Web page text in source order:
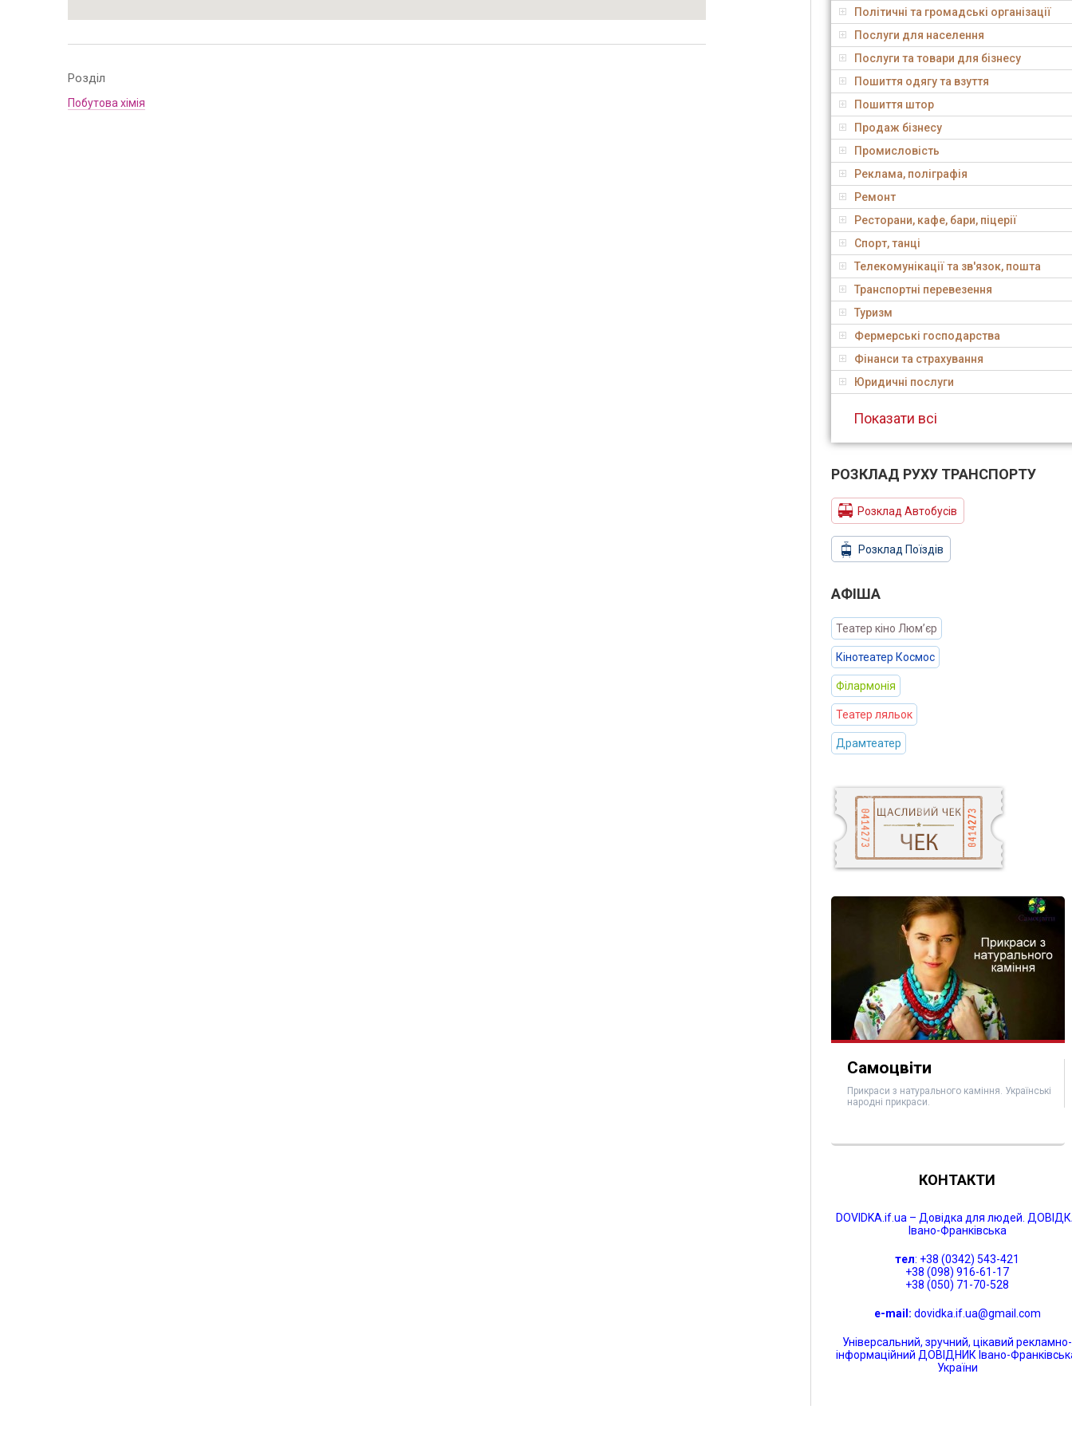
Розділ
Побутова хімія
Політичні та громадські організації
Послуги для населення
Послуги та товари для бізнесу
Пошиття одягу та взуття
Пошиття штор
Продаж бізнесу
Промисловість
Реклама, поліграфія
Ремонт
Ресторани, кафе, бари, піцерії
Спорт, танці
Телекомунікації та зв'язок, пошта
Транспортні перевезення
Туризм
Фермерські господарства
Фінанси та страхування
Юридичні послуги
Показати всі
РОЗКЛАД РУХУ ТРАНСПОРТУ
Розклад Автобусів
Розклад Поїздів
АФIША
Театер кіно Люм’єр
Кінотеатер Космос
Філармонія
Театер ляльок
Драмтеатер
Самоцвіти
Прикраси з натурального каміння. Українські
народні прикраси.
КОНТАКТИ
DOVIDKA.if.ua – Довідка для людей.
Івано-Франківська
тел: +38 (0342) 543-421
+38 (098) 916-61-17
+38 (050) 71-70-528
e-mail: dovidka.if.ua@gmail.com
Універсальний, зручний, цікавий рекламно-
інформаційний ДОВІДНИК Івано-
України